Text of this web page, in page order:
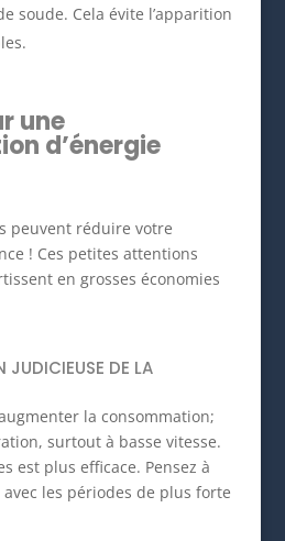
soude. Cela évite l’apparition
une
d’énergie
peuvent réduire votre
! Ces petites attentions
en grosses économies
JUDICIEUSE DE LA
la consommation;
surtout à basse vitesse.
est plus efficace. Pensez à
les périodes de plus forte